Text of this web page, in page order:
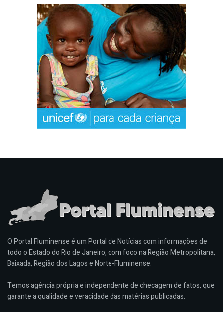
O Portal Fluminense é um Portal de Notícias com informações de
todo o Estado do Rio de Janeiro, com foco na Região Metropolitana,
Baixada, Região dos Lagos e Norte-Fluminense.
Temos agência própria e independente de checagem de fatos, que
garante a qualidade e veracidade das matérias publicadas.